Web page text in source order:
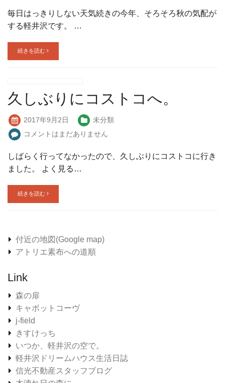
毎日はっきりしない天気続きの今年、そろそろ秋の気配が
する軽井沢です。 …
続きを読む
久しぶりにコストコへ。
2017年9月2日
未分類
コメントはまだありません
しばらく行ってなかったので、久しぶりにコストコに行き
ました。 よく見る…
続きを読む
付近の地図(Google map)
アトリエ素布への道順
Link
森の扉
キャボットコーヴ
j-field
きすけっち
いつか、軽井沢の空で。
軽井沢ドリームハウス生活日誌
信光不動産スタッフブログ